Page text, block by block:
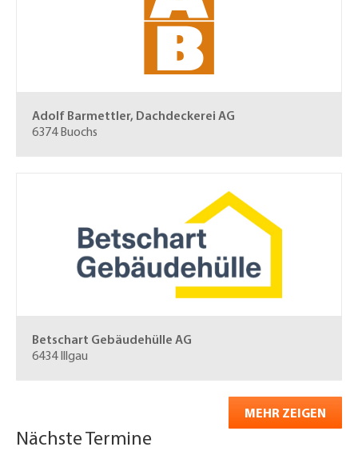
Adolf Barmettler, Dachdeckerei AG
6374 Buochs
Betschart Gebäudehülle AG
6434 Illgau
MEHR ZEIGEN
Nächste Termine